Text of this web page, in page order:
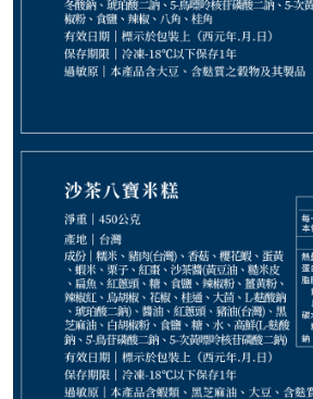
NT$1,350 NT$ 1,500
9折